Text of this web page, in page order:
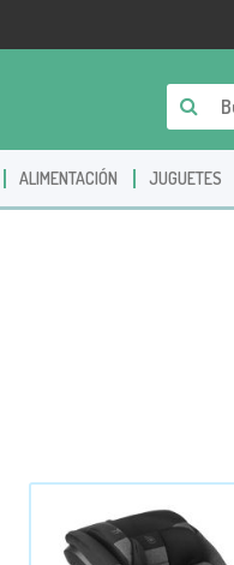
ALIMENTACIÓN JUGUETES